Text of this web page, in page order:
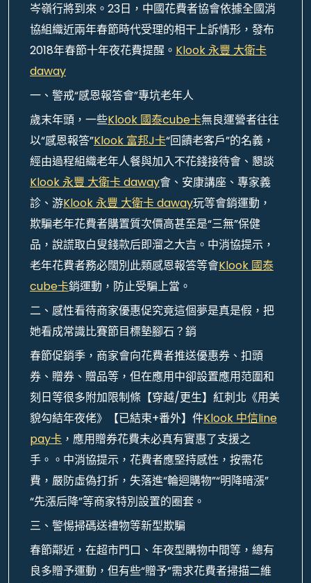
岑嶺行將到來。23日，中國花費者協會依據全國消
協組織近兩年春節時代受理的相干上訴情形，發布
2018年春節十年夜花費提醒。 Klook 永豐 大衛卡
daway
一、警戒“感恩報答會”專坑老年人
歲末年頭，一些Klook 國泰cube卡無良運營者往往
以“感恩報答”Klook 富邦J卡“回饋老客戶”的名義，
經由過程組織老年人餐與加入不花錢接待會、懇談
Klook 永豐 大衛卡 daway會、安康講座、專家義
診、游Klook 永豐 大衛卡 daway玩等會銷運動，
欺騙老年花費者購置質次價高甚至是“三無”保健
品，說謊取白叟錢款后即溜之大吉。中消協提示，
老年花費者務必闊別此類感恩報答等會Klook 國泰
cube卡銷運動，防止受騙上當。
二、感性看待商家優惠促究竟這個夢是真是假，把
她看成常識比賽節目標墊腳石？銷
春節促銷季，商家會向花費者推送優惠券、扣頭
券、贈券、贈品等，但在應用中卻設置應用范圍和
刻日等很多附加限制條【穿越/更生】紅刺北《用美
貌勾結年夜佬》【已結束+番外】件Klook 中信line
pay卡 ，應用贈券花費未必真有實惠了支援之
手。。中消協提示，花費者應堅持感性，按需花
費，嚴防虛偽打折，失落進“輪迴購物”“明降暗漲”
“先漲后降”等商家特別設置的圈套。
三、警惕掃碼送禮物等新型欺騙
春節鄰近，在超市門口、年夜型購物中間等，總有
良多贈予運動，但有些“贈予”需求花費者掃描二維